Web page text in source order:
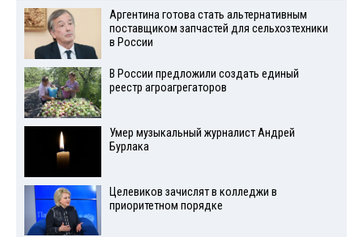
Аргентина готова стать альтернативным
поставщиком запчастей для сельхозтехники
в России
В России предложили создать единый
реестр агроагрегаторов
Умер музыкальный журналист Андрей
Бурлака
Целевиков зачислят в колледжи в
приоритетном порядке